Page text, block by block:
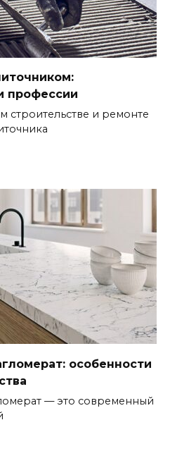
профессии
строительстве и ремонте
особенности
— это современный